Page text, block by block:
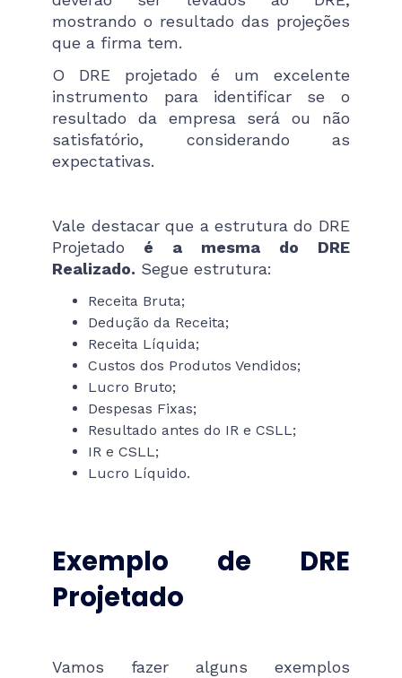
mostrando o resultado das projeções
que a firma tem.
O DRE projetado é um excelente
instrumento para identificar se o
resultado da empresa será ou não
satisfatório, considerando as
expectativas.
Vale destacar que a estrutura do DRE
Projetado é a mesma do DRE
Realizado. Segue estrutura:
Receita Bruta;
Dedução da Receita;
Receita Líquida;
Custos dos Produtos Vendidos;
Lucro Bruto;
Despesas Fixas;
Resultado antes do IR e CSLL;
IR e CSLL;
Lucro Líquido.
Exemplo de DRE
Projetado
Vamos fazer alguns exemplos